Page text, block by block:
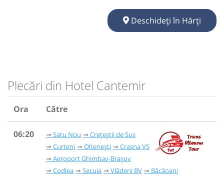
Deschideți în Hărți
Plecări din Hotel Cantemir
Ora Către
06:20 Satu Nou
Crețeștii de Sus
Curteni
Oltenești
Crasna VS
Aeroport Ghimbav-Brașov
Codlea
Secuia Vlădeni BV
Băcăoani